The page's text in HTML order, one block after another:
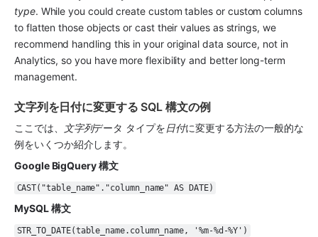
type. While you could create custom tables or custom columns
to flatten those objects or cast their values as strings, we
Analytics, so you have more flexibility and better long-term
management.
文字列を日付に変更する SQL 構文の例
ここでは、 文字列データ タイプを日付に変更する方法の一般的な
例をいくつか紹介します。
Google BigQuery 構文
CAST("table_name"."column_name" AS DATE)
MySQL 構文
STR_TO_DATE(table_name.column_name, '%m-%d-%Y')